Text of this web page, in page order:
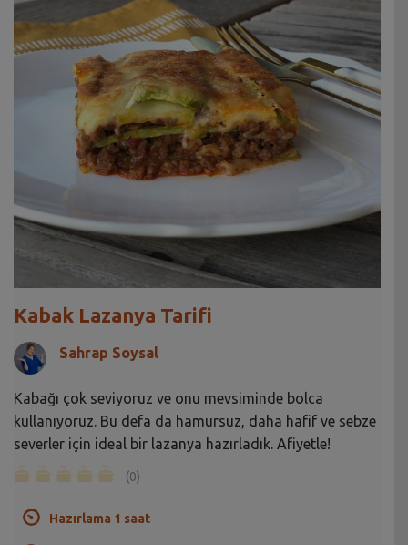
Kabak Lazanya Tarifi
Sahrap Soysal
Kabağı çok seviyoruz ve onu mevsiminde bolca
kullanıyoruz. Bu defa da hamursuz, daha hafif ve sebze
severler için ideal bir lazanya hazırladık. Afiyetle!
(0)
Hazırlama 1 saat